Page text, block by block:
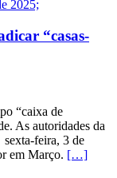
“casas-
“caixa de
As autoridades da
feira, 3 de
em Março. […]